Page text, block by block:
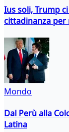
Ius soli, Trump
cittadinanza per
Mondo
Dal Perù alla
Latina